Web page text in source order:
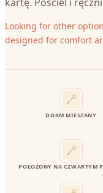
Looking for other
designed for comfort
DORM MIESZANY
POŁOŻONY NA CZWARTYM